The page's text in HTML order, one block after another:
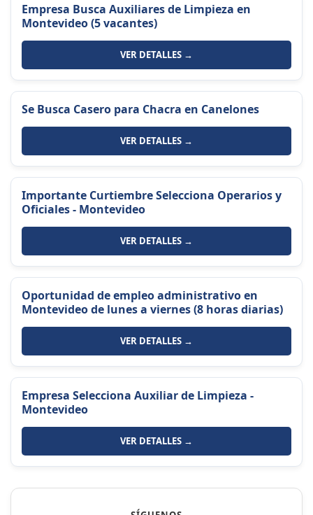
Empresa Busca Auxiliares de Limpieza en
Montevideo (5 vacantes)
VER DETALLES →
Se Busca Casero para Chacra en Canelones
VER DETALLES →
Importante Curtiembre Selecciona Operarios y
Oficiales - Montevideo
VER DETALLES →
Oportunidad de empleo administrativo en
Montevideo de lunes a viernes (8 horas diarias)
VER DETALLES →
Empresa Selecciona Auxiliar de Limpieza -
Montevideo
VER DETALLES →